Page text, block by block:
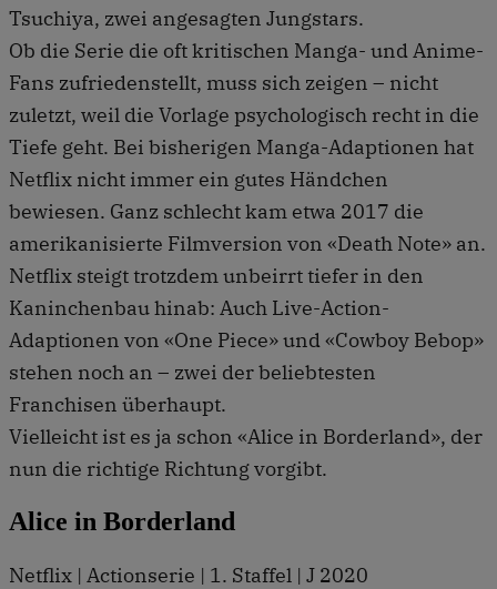
Tsuchiya, zwei angesagten Jungstars.
Ob die Serie die oft kritischen Manga- und Anime-
Fans zufriedenstellt, muss sich zeigen – nicht
zuletzt, weil die Vorlage psychologisch recht in die
Tiefe geht. Bei bisherigen Manga-Adaptionen hat
Netflix nicht immer ein gutes Händchen
bewiesen. Ganz schlecht kam etwa 2017 die
amerikanisierte Filmversion von «Death Note» an.
Netflix steigt trotzdem unbeirrt tiefer in den
Kaninchenbau hinab: Auch Live-Action-
Adaptionen von «One Piece» und «Cowboy Bebop»
stehen noch an – zwei der beliebtesten
Franchisen überhaupt.
Vielleicht ist es ja schon «Alice in Borderland», der
nun die richtige Richtung vorgibt.
Alice in Borderland
Netflix | Actionserie | 1. Staffel | J 2020